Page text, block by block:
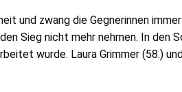
und zwang die Gegnerinnen
Sieg nicht mehr nehmen. In den
wurde. Laura Grimmer (58.)